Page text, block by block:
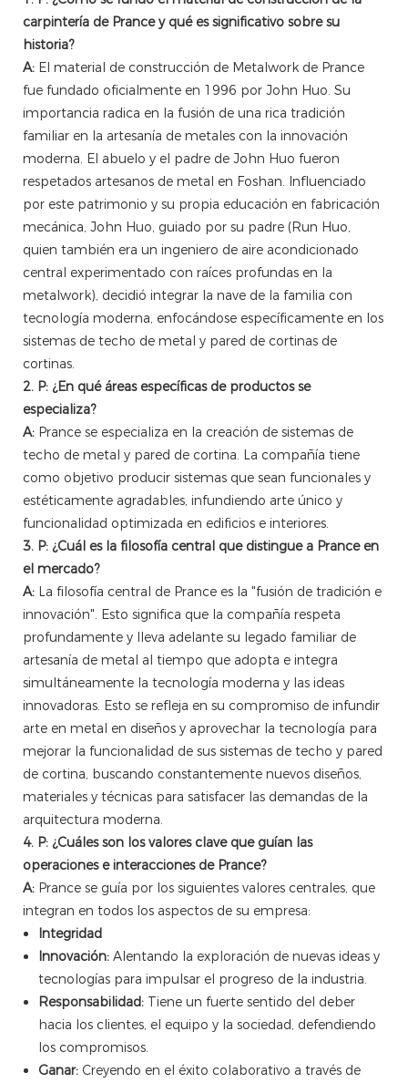
carpintería de Prance y qué es significativo sobre su
historia?
A: El material de construcción de Metalwork de Prance
fue fundado oficialmente en 1996 por John Huo. Su
importancia radica en la fusión de una rica tradición
familiar en la artesanía de metales con la innovación
moderna. El abuelo y el padre de John Huo fueron
respetados artesanos de metal en Foshan. Influenciado
por este patrimonio y su propia educación en fabricación
mecánica, John Huo, guiado por su padre (Run Huo,
quien también era un ingeniero de aire acondicionado
central experimentado con raíces profundas en la
metalwork), decidió integrar la nave de la familia con
tecnología moderna, enfocándose específicamente en los
sistemas de techo de metal y pared de cortinas de
cortinas.
2. P: ¿En qué áreas específicas de productos se
especializa?
A: Prance se especializa en la creación de sistemas de
techo de metal y pared de cortina. La compañía tiene
como objetivo producir sistemas que sean funcionales y
estéticamente agradables, infundiendo arte único y
funcionalidad optimizada en edificios e interiores.
3. P: ¿Cuál es la filosofía central que distingue a Prance en
el mercado?
A: La filosofía central de Prance es la "fusión de tradición e
innovación". Esto significa que la compañía respeta
profundamente y lleva adelante su legado familiar de
artesanía de metal al tiempo que adopta e integra
simultáneamente la tecnología moderna y las ideas
innovadoras. Esto se refleja en su compromiso de infundir
arte en metal en diseños y aprovechar la tecnología para
mejorar la funcionalidad de sus sistemas de techo y pared
de cortina, buscando constantemente nuevos diseños,
materiales y técnicas para satisfacer las demandas de la
arquitectura moderna.
4. P: ¿Cuáles son los valores clave que guían las
operaciones e interacciones de Prance?
A: Prance se guía por los siguientes valores centrales, que
integran en todos los aspectos de su empresa:
Integridad
Innovación: Alentando la exploración de nuevas ideas y
tecnologías para impulsar el progreso de la industria.
Responsabilidad: Tiene un fuerte sentido del deber
hacia los clientes, el equipo y la sociedad, defendiendo
los compromisos.
Ganar: Creyendo en el éxito colaborativo a través de